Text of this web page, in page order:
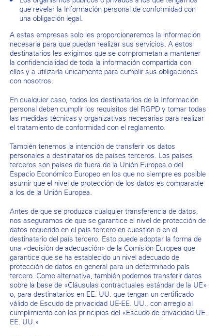
que revelar la Información personal de conformidad con
una obligación legal.
A estas empresas solo les proporcionaremos la información
necesaria para que puedan realizar sus servicios. A estos
destinatarios les exigimos que se comprometan a mantener
la confidencialidad de toda la información compartida con
ellos y a utilizarla únicamente para cumplir sus obligaciones
con nosotros.
En cualquier caso, todos los destinatarios de la Información
personal deben cumplir los requisitos del RGPD y tomar todas
las medidas técnicas y organizativas necesarias para realizar
el tratamiento de conformidad con el reglamento.
También tenemos la intención de transferir los datos
personales a destinatarios de países terceros. Los países
terceros son países de fuera de la Unión Europea o del
Espacio Económico Europeo en los que no siempre es posible
asumir que el nivel de protección de los datos es comparable
a los de la Unión Europea.
Antes de que se produzca cualquier transferencia de datos,
nos aseguramos de que se garantice el nivel de protección de
datos requerido en el país tercero en cuestión o en el
destinatario del país tercero. Esto puede adoptar la forma de
una «decisión de adecuación» de la Comisión Europea que
garantice que se ha establecido un nivel adecuado de
protección de datos en general para un determinado país
tercero. Como alternativa, también podemos transferir datos
sobre la base de «Cláusulas contractuales estándar de la UE»
o, para destinatarios en EE. UU. que tengan un certificado
válido de Escudo de privacidad UE-EE. UU., con arreglo al
cumplimiento con los principios del «Escudo de privacidad UE-
EE. UU.»